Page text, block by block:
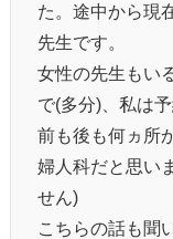
た。途中から現
先生です。
女性の先生もい
で(多分)、私は
前も後も何ヵ所
婦人科だと思い
せん)
こちらの話も聞